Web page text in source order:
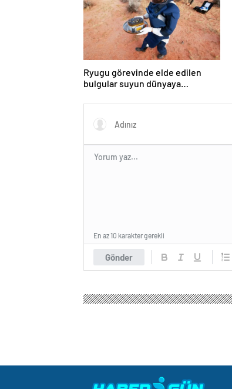
Ryugu görevinde elde edilen
bulgular suyun dünyaya
olabileceğini gösteriyor
Gönder
En az 10 karakter gerekli